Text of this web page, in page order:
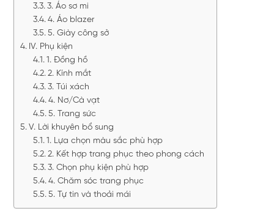
3. Áo sơ mi
4. Áo blazer
5. Giày công sở
IV. Phụ kiện
1. Đồng hồ
2. Kính mắt
3. Túi xách
4. Nơ/Cà vạt
5. Trang sức
V. Lời khuyên bổ sung
1. Lựa chọn màu sắc phù hợp
2. Kết hợp trang phục theo phong cách
3. Chọn phụ kiện phù hợp
4. Chăm sóc trang phục
5. Tự tin và thoải mái